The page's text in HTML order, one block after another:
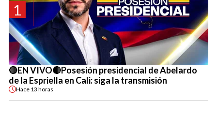
1
🔴EN VIVO🔴Posesión presidencial de Abelardo
de la Espriella en Cali: siga la transmisión
Hace 13 horas